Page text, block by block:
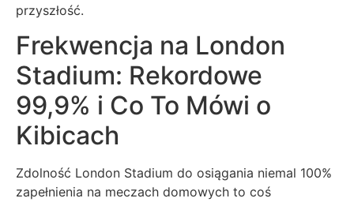
przyszłość.
Frekwencja na London
Stadium: Rekordowe
99,9% i Co To Mówi o
Kibicach
Zdolność London Stadium do osiągania niemal 100%
zapełnienia na meczach domowych to coś